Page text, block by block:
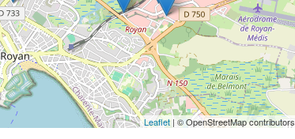
Leaflet | © OpenStreetMap contributors